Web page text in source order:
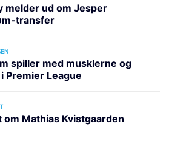
melder ud om Jesper
transfer
spiller med musklerne og
Premier League
om Mathias Kvistgaarden